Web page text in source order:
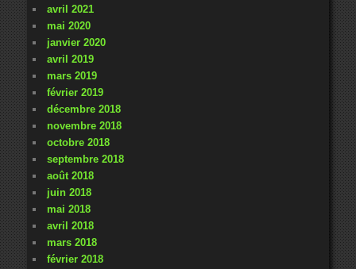
avril 2021
mai 2020
janvier 2020
avril 2019
mars 2019
février 2019
décembre 2018
novembre 2018
octobre 2018
septembre 2018
août 2018
juin 2018
mai 2018
avril 2018
mars 2018
février 2018